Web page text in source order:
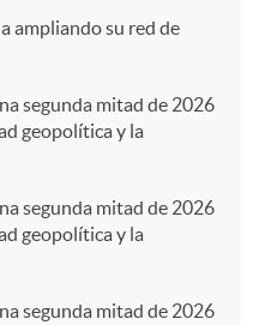
ampliando su red de
segunda mitad de 2026
geopolítica y la
segunda mitad de 2026
geopolítica y la
segunda mitad de 2026